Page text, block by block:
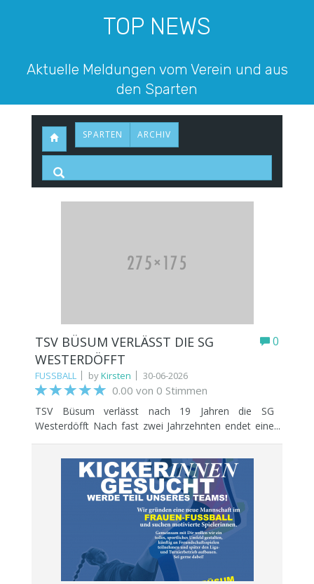
TOP NEWS
Aktuelle Meldungen vom Verein und aus
den Sparten
SPARTEN ARCHIV
0
TSV BÜSUM VERLÄSST DIE SG
WESTERDÖFFT
FUSSBALL byKirsten 30-06-2026
0.00 von 0 Stimmen
TSV Büsum verlässt nach 19 Jahren die SG
Westerdöfft Nach fast zwei Jahrzehnten endet eine
prägende Zusammenarbeit im Jugendfußball
Dithmarschens. Der TSV Büsum wird die SG
Westerdöfft verlassen. Die Spielgemeinschaft, der
neben dem TSV Büsum auch Blau-Weiß
Wesselburen und der Neuenkirchener SC angehören,
verliert damit eines ihrer Gründungsmitglieder.
Bereits vor einigen Jahren hatte sich der SV Wöhrden
aus der Gemeinschaft zurückgezogen. Die
Entscheidung kommt nicht überraschend. In den
vergangenen Jahren haben sich die